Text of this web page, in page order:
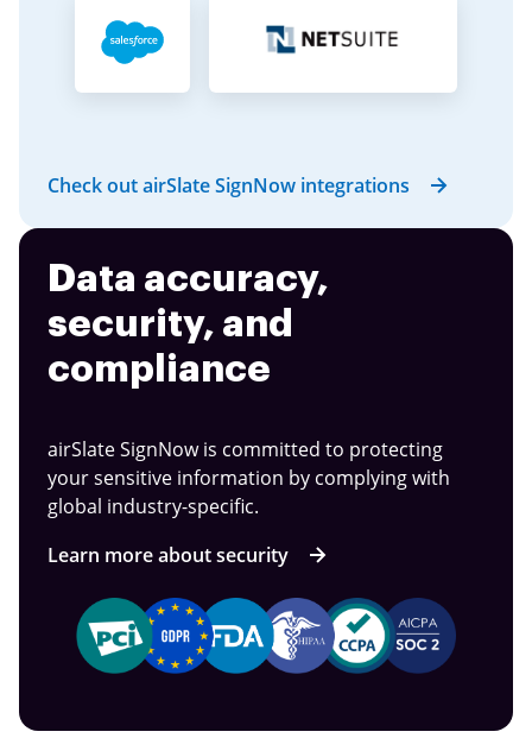
Check out airSlate SignNow integrations
Data accuracy,
security, and
compliance
airSlate SignNow is committed to protecting
your sensitive information by complying with
global industry-specific.
Learn more about security